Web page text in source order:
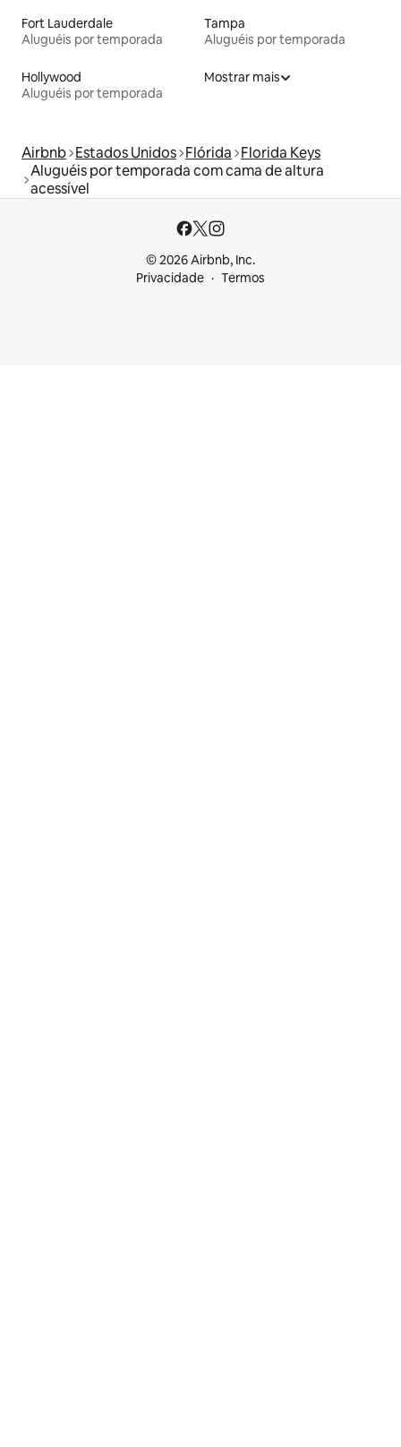
Fort Lauderdale
Aluguéis por temporada
Tampa
Aluguéis por temporada
Hollywood
Aluguéis por temporada
Mostrar mais
Airbnb Estados Unidos Flórida Florida Keys
Aluguéis por temporada com cama de altura
acessível
© 2026 Airbnb, Inc.
Privacidade
Termos